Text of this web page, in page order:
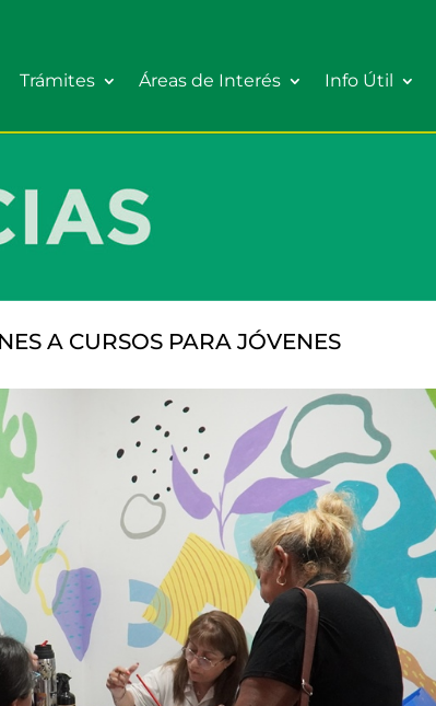
Trámites Áreas de Interés Info Útil
A CURSOS PARA JÓVENES